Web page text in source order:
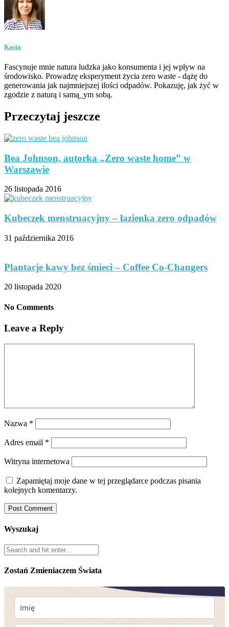
Kasia
Fascynuje mnie natura ludzka jako konsumenta i jej wpływ na
środowisko. Prowadzę eksperyment życia zero waste - dążę do
generowania jak najmniejszej ilości odpadów. Pokazuję, jak żyć w
zgodzie z naturą i samą_ym sobą.
Przeczytaj jeszcze
Bea Johnson, autorka „Zero waste home” w
Warszawie
26 listopada 2016
Kubeczek menstruacyjny – łazienka zero odpadów
31 października 2016
Plantacje kawy bez śmieci – Coffee Co-Changers
20 listopada 2020
No Comments
Leave a Reply
Nazwa *
Adres email *
Witryna internetowa
Zapamiętaj moje dane w tej przeglądarce podczas pisania
kolejnych komentarzy.
Wyszukaj
Zostań Zmieniaczem Świata